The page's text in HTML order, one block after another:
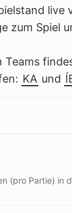
live
zum Spiel
KA und
(pro Partie) in